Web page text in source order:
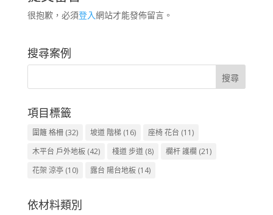
很抱歉，必須登入網站才能發佈留言。
搜尋案例
項目標籤
圍籬 格柵(32) 坡道 階梯(16) 座椅 花台 (11)
木平台 戶外地板(42) 棧道 步道(8) 欄杆 護欄 (21)
花架 涼亭(10) 露台 陽台地板(14)
依材料類別